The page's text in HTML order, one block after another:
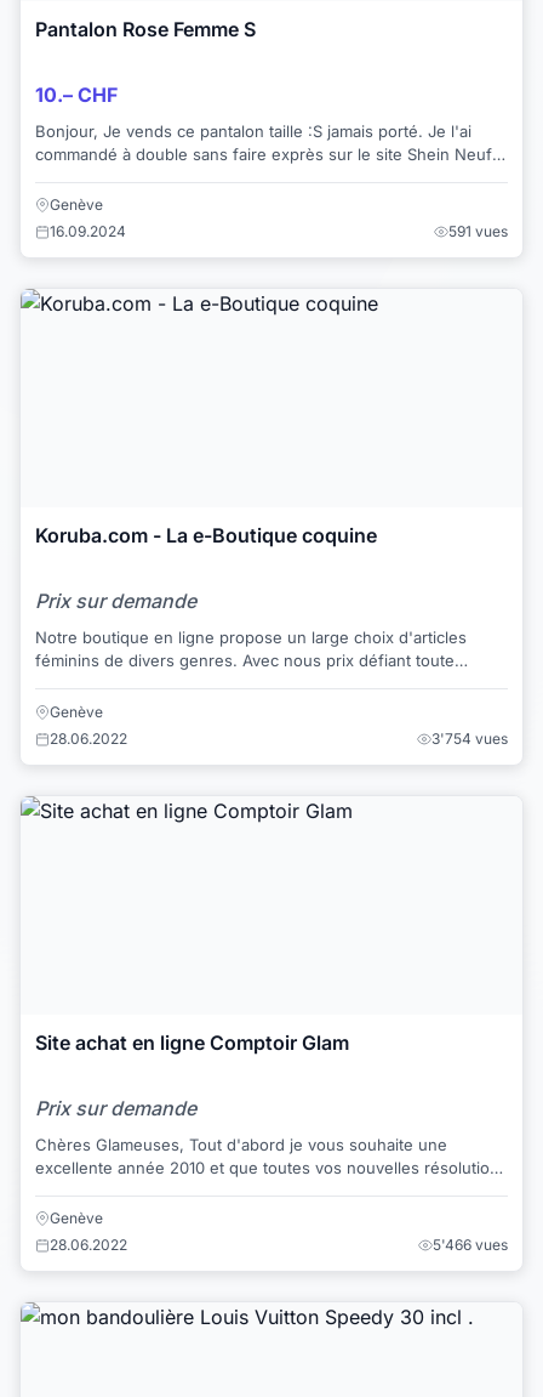
Pantalon Rose Femme S
10.– CHF
Bonjour, Je vends ce pantalon taille :S jamais porté. Je l'ai
commandé à double sans faire exprès sur le site Shein Neuf.
Genève
16.09.2024
591 vues
Koruba.com - La e-Boutique coquine
Prix sur demande
Notre boutique en ligne propose un large choix d'articles
féminins de divers genres. Avec nous prix défiant toute
Genève
28.06.2022
3'754 vues
Site achat en ligne Comptoir Glam
Prix sur demande
Chères Glameuses, Tout d'abord je vous souhaite une
excellente année 2010 et que toutes vos nouvelles résolutions
Genève
28.06.2022
5'466 vues